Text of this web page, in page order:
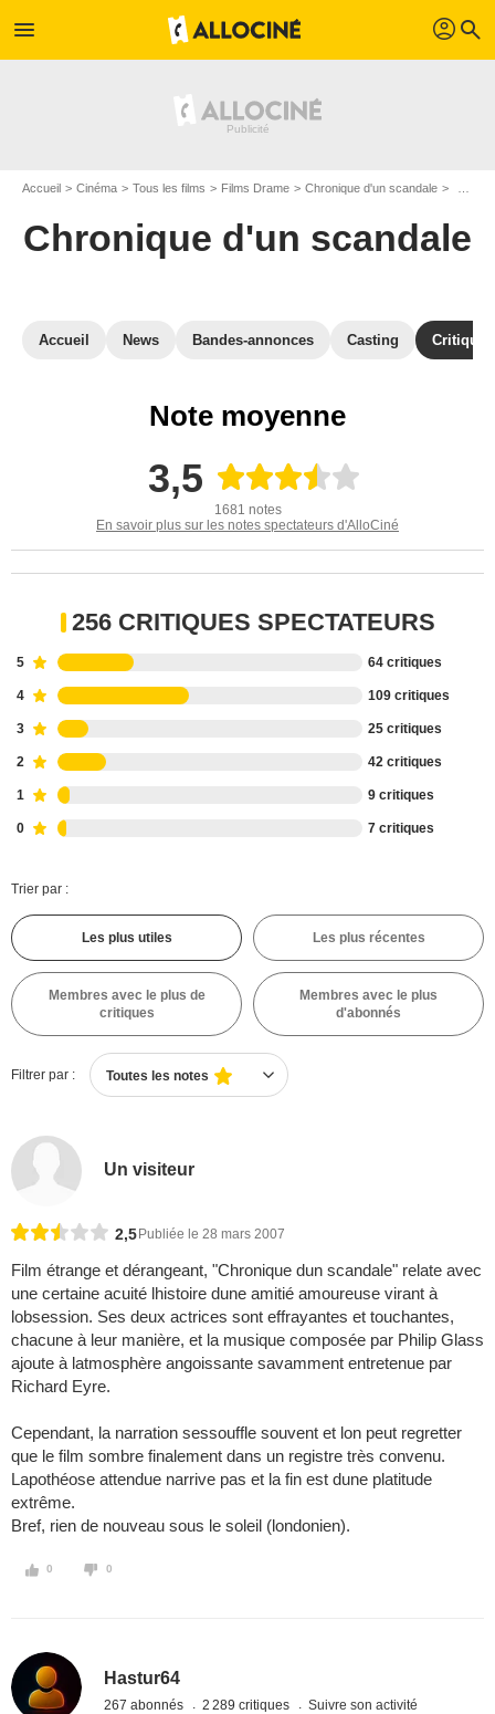
menu profil search
Accueil Cinéma Tous les films Films Drame Chronique d'un scandale
Chronique d'un scandale
Accueil News Bandes-annonces Casting
Note moyenne
3,5
1681 notes
En savoir plus sur les notes spectateurs d'AlloCiné
256 CRITIQUES SPECTATEURS
5 64 critiques
4 109 critiques
3 25 critiques
2 42 critiques
1 9 critiques
0 7 critiques
Trier par :
Les plus utiles Les plus récentes
Membres avec le plus de
critiques
Membres avec le plus
d'abonnés
Filtrer par : Toutes les notes
Un visiteur
2,5 Publiée le 28 mars 2007
Film étrange et dérangeant, "Chronique dun scandale" relate avec
une certaine acuité lhistoire dune amitié amoureuse virant à
lobsession. Ses deux actrices sont effrayantes et touchantes,
chacune à leur manière, et la musique composée par Philip Glass
ajoute à latmosphère angoissante savamment entretenue par
Richard Eyre.
Cependant, la narration sessouffle souvent et lon peut regretter
que le film sombre finalement dans un registre très convenu.
Lapothéose attendue narrive pas et la fin est dune platitude
extrême.
Bref, rien de nouveau sous le soleil (londonien).
0 0
Hastur64
267 abonnés 2 289 critiques Suivre son activité